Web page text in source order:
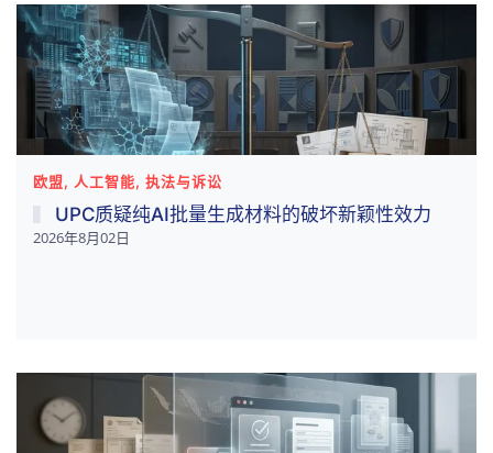
欧盟, 人工智能, 执法与诉讼
UPC质疑纯AI批量生成材料的破坏新颖性效力
2026年8月02日